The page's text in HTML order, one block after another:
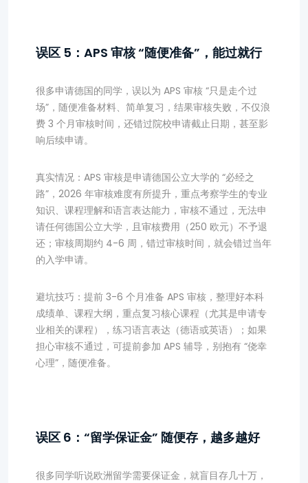
误区 5：APS 审核 “随便准备”，能过就行
很多申请德国的同学，误以为 APS 审核 “只是走个过
场”，随便准备材料、简单复习，结果审核失败，不仅浪
费 3 个月审核时间，还错过院校申请截止日期，甚至影
响后续申请。
真实情况：APS 审核是申请德国公立大学的 “必经之
路”，2026 年审核难度有所提升，重点考察学生的专业
知识、课程理解和语言表达能力，审核不通过，无法申
请任何德国公立大学，且审核费用（250 欧元）不予退
还；审核周期约 4-6 周，错过审核时间，就会错过当年
的入学申请。
避坑技巧：提前 3-6 个月准备 APS 审核，整理好本科
成绩单、课程大纲，重点复习核心课程（尤其是申请专
业相关的课程），练习语言表达（德语或英语）；如果
担心审核不通过，可提前参加 APS 辅导，别抱有 “侥幸
心理”，随便准备。
误区 6：“留学保证金” 随便存，越多越好
很多同学听说欧洲留学需要保证金，就盲目存几十万，